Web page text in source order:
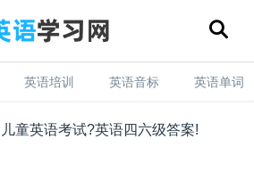
英语培训 英语音标 英语单词
儿童英语考试?英语四六级答案!